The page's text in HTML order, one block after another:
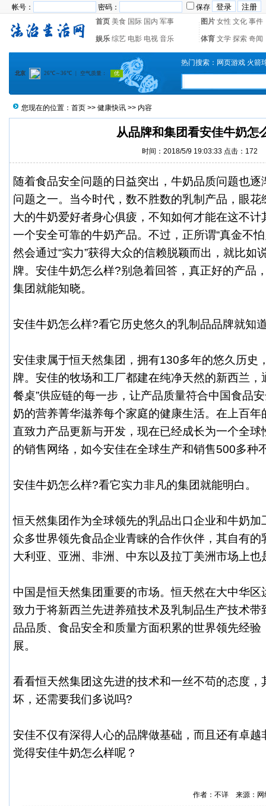
帐号： 密码：
保存
首页 美食 国际 国内 军事 图片 女性 文化 事件
娱乐 综艺 电影 电视 音乐 体育 文学 探索 奇闻
热门搜索： 网页游戏 火箭
您现在的位置： 首页 >> 健康快讯 >> 内容
从品牌和集团看安佳牛奶怎
时间：2018/5/9 19:03:33 点击： 172
随着食品安全问题的日益突出，牛奶品质问题也
问题之一。当今时代，数不胜数的乳制产品，眼
大的牛奶爱好者身心俱疲，不知如何才能在这不
一个安全可靠的牛奶产品。不过，正所谓“真金不
然会通过“实力”获得大众的信赖脱颖而出，就比如
牌。安佳牛奶怎么样?别急着回答，真正好的产品
集团就能知晓。
安佳牛奶怎么样?看它历史悠久的乳制品品牌就知
安佳隶属于恒天然集团，拥有130多年的悠久历史
牌。安佳的牧场和工厂都建在纯净天然的新西兰，
餐桌”供应链的每一步，让产品质量符合中国食品
奶的营养菁华滋养每个家庭的健康生活。在上百年
直致力产品更新与开发，现在已经成长为一个全
的销售网络，如今安佳在全球生产和销售500多种
安佳牛奶怎么样?看它实力非凡的集团就能明白。
恒天然集团作为全球领先的乳品出口企业和牛奶加
众多世界领先食品企业青睐的合作伙伴，其自有的
大利亚、亚洲、非洲、中东以及拉丁美洲市场上也
中国是恒天然集团重要的市场。恒天然在大中华
致力于将新西兰先进养殖技术及乳制品生产技术带
品品质、食品安全和质量方面积累的世界领先经
展。
看看恒天然集团这先进的技术和一丝不苟的态度，
坏，还需要我们多说吗?
安佳不仅有深得人心的品牌做基础，而且还有卓越
觉得安佳牛奶怎么样呢？
作者：不详 来源：